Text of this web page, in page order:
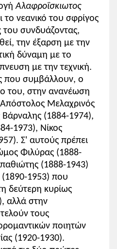
Αλαφροΐσκιωτος
το νεανικό του σφρίγος
του συνδυάζοντας,
την έξαρση με την
δύναμη με το
με την τεχνική.
που συμβάλλουν, ο
του, στην ανανέωση
Απόστολος Μελαχρινός
(1884-1974),
1973), Νίκος
Σ' αυτούς πρέπει
Φιλύρας (1888-
(1888-1943)
1953) που
δεύτερη κυρίως
αλλά στην
τους
ποιητών
(1920-1930).